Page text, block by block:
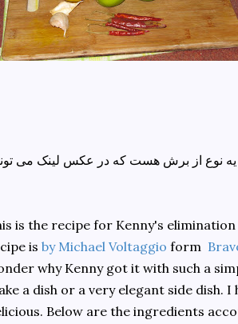
نوع از برش هست که در عکس لینک می
is the recipe for Kenny's
is by Michael Voltaggio form
why Kenny got it with such a
a dish or a very elegant side dish.
Below are the ingredients